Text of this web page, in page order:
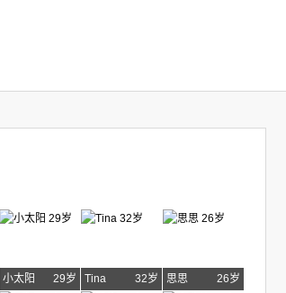
小太阳 29岁 Tina 32岁 思思 26岁